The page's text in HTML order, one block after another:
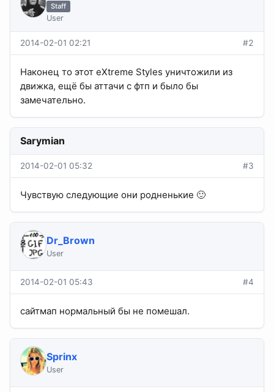
Staff
User
2014-02-01 02:21 #2
Наконец то этот eXtreme Styles уничтожили из
движка, ещё бы аттачи с фтп и было бы
замечательно.
Sarymian
2014-02-01 05:32 #3
Чувствую следующие они родненькие 🙂
Dr_Brown
User
2014-02-01 05:43 #4
сайтмап нормальный бы не помешал.
Sprinx
User